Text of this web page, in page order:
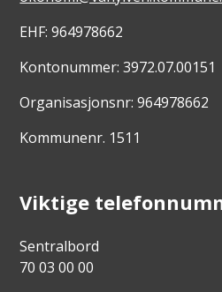
EHF: 964978662
Kontonummer: 3972.07.00151
Organisasjonsnr: 964978662
Kommunenr. 1511
Viktige
Sentralbord
70 03 00 00